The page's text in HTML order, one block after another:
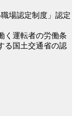
場認定制度」認定
く運転者の労働条
る国土交通省の認